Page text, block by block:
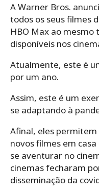
A Warner Bros.
todos os seus filmes
HBO Max ao
disponíveis nos
Atualmente, este é
por um ano.
Assim, este é um
se adaptando à
Afinal, eles permitem
novos filmes em
se aventurar no
cinemas fecharam
disseminação da